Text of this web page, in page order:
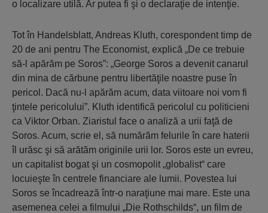
o localizare utilă. Ar putea fi şi o declaraţie de intenţie.
Tot în Handelsblatt, Andreas Kluth, corespondent timp de
20 de ani pentru The Economist, explică „De ce trebuie
să-l apărăm pe Soros”: „George Soros a devenit canarul
din mina de cărbune pentru libertăţile noastre puse în
pericol. Dacă nu-l apărăm acum, data viitoare noi vom fi
ţintele pericolului”. Kluth identifică pericolul cu politicieni
ca Viktor Orban. Ziaristul face o analiză a urii faţă de
Soros. Acum, scrie el, să numărăm felurile în care haterii
îl urăsc şi să arătăm originile urii lor. Soros este un evreu,
un capitalist bogat şi un cosmopolit „globalist“ care
locuieşte în centrele financiare ale lumii. Povestea lui
Soros se încadrează într-o naraţiune mai mare. Este una
asemenea celei a filmului „Die Rothschilds“, un film de